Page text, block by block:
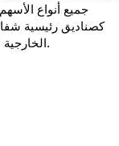
جميع أنواع
كصناديق رئيسية
الخارجية ؛ وكأدوات مستثمر واحد تكرر الحسابات المُدارة.